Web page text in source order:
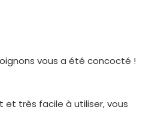
vous a été concocté !
très facile à utiliser, vous